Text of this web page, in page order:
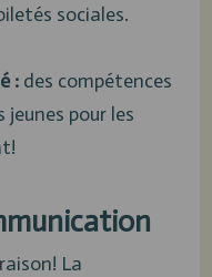
sociales.
: des compétences
jeunes pour les
La